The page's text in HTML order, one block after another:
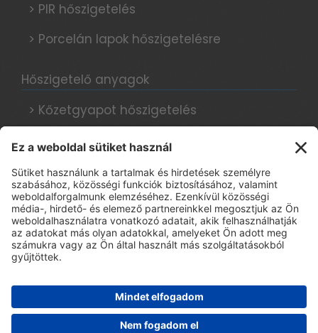
> PIR hőszigetelés
> Porcelán lapok hőszigetelésre
Hőszigetelő anyagok
> Kőzetgyapot hőszigetelés
> Grafitos hőszigetelés
> Hungarocell hőszigetelés
Hőszigetelési tanácsok, blog
Adatkezelési tájékoztató
> E-book regisztráció